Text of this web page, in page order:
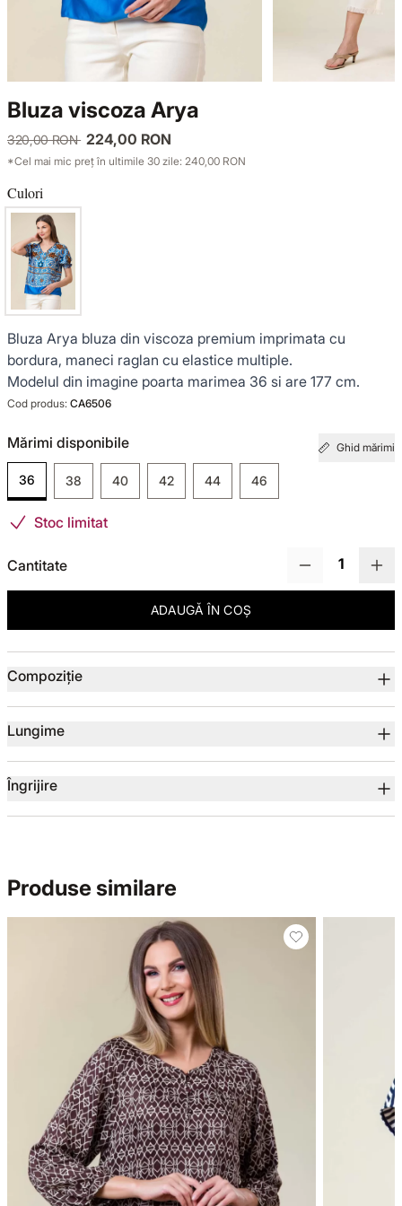
Bluza viscoza Arya
320,00 RON 224,00 RON
*Cel mai mic preț în ultimile 30 zile: 240,00 RON
Culori
Bluza Arya bluza din viscoza premium imprimata cu
bordura, maneci raglan cu elastice multiple.
Modelul din imagine poarta marimea 36 si are 177 cm.
Cod produs: CA6506
Mărimi disponibile Ghid mărimi
36 38 40 42 44 46
Stoc limitat
Cantitate
ADAUGĂ ÎN COȘ
Compoziție
Lungime
Îngrijire
Produse similare
COMPLEURI
GECI ȘI PALTOANE
SACOURI ȘI JACHETE
ȚINUTE DE OCAZIE
NOUTĂȚI
GARDEROBA DE VACANȚĂ
TOTUL DE LA -50%
TOTUL DE LA -30% LA -65%
GECI ȘI PALTOANE
SACOURI ȘI JACHETE
ȚINUTE DE OCAZIE
VEZI TOATE REDUCERILE
SENSE LIMITED EDITION
OFFICE MOOD